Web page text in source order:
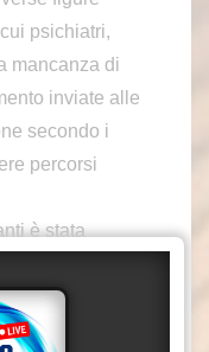
psichiatri,
mancanza di
inviate alle
secondo i
percorsi
è stata
Salute,
del
Al termine